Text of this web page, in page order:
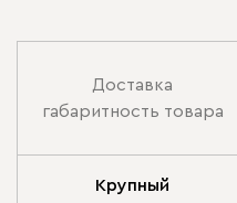
Доставка
габаритность товара
Крупный